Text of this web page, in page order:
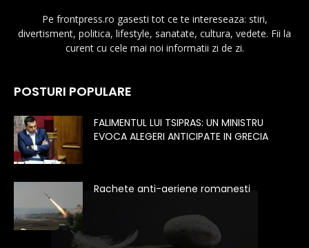
Pe frontpress.ro gasesti tot ce te intereseaza: stiri,
divertisment, politica, lifestyle, sanatate, cultura, vedete. Fii la
curent cu cele mai noi informatii zi de zi.
POSTURI POPULARE
FALIMENTUL LUI TSIPRAS: UN MINISTRU
EVOCA ALEGERI ANTICIPATE IN GRECIA
Rachete anti-aeriene romanesti